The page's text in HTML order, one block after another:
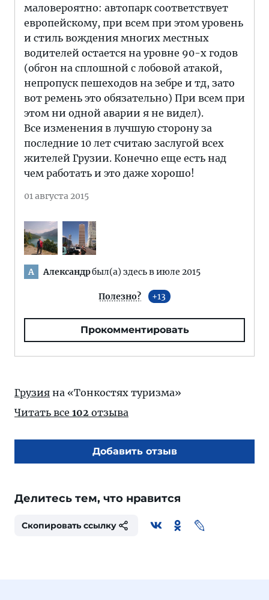
маловероятно: автопарк соответствует
европейскому, при всем при этом уровень
и стиль вождения многих местных
водителей остается на уровне 90-х годов
(обгон на сплошной с лобовой атакой,
непропуск пешеходов на зебре и тд, зато
вот ремень это обязательно) При всем при
этом ни одной аварии я не видел).
Все изменения в лучшую сторону за
последние 10 лет считаю заслугой всех
жителей Грузии. Конечно еще есть над
чем работать и это даже хорошо!
01 августа 2015
А Александрбыл(а) здесь в июле 2015
Полезно? 13
Прокомментировать
Грузия на «Тонкостях туризма»
Читать все 102 отзыва
Добавить отзыв
Делитесь тем, что нравится
Скопировать ссылку